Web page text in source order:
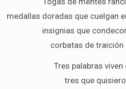
medallas doradas que cuelgan
insignias que
corbatas de traición
Tres palabras viven
tres que